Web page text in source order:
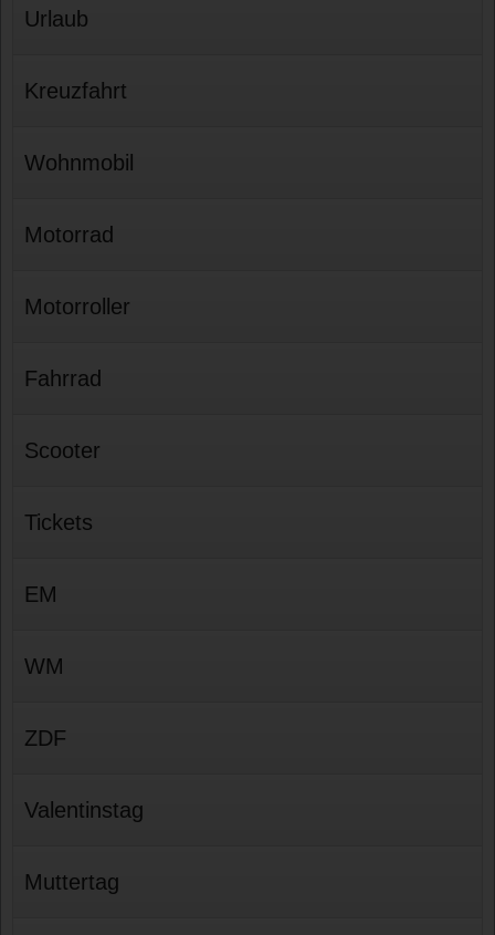
Urlaub
Kreuzfahrt
Wohnmobil
Motorrad
Motorroller
Fahrrad
Scooter
Tickets
EM
WM
ZDF
Valentinstag
Muttertag